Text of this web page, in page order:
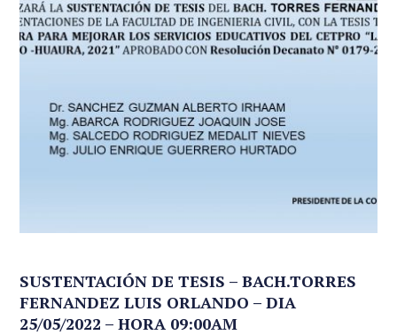
SUSTENTACIÓN DE TESIS – BACH.TORRES
FERNANDEZ LUIS ORLANDO – DIA
25/05/2022 – HORA 09:00AM